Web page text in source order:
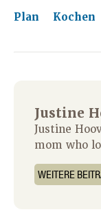
Plan Kochen
Justine
Justine
mom who
WEITERE